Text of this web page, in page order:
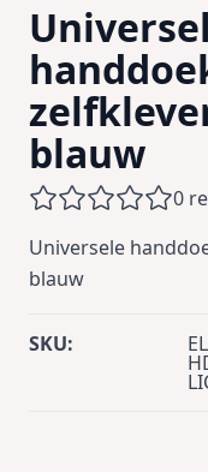
blauw
0
Universele
blauw
SKU: